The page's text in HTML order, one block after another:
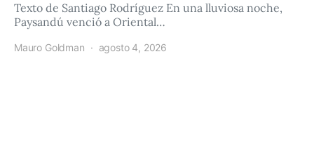
Texto de Santiago Rodríguez En una lluviosa noche,
Paysandú venció a Oriental…
Mauro Goldman agosto 4, 2026